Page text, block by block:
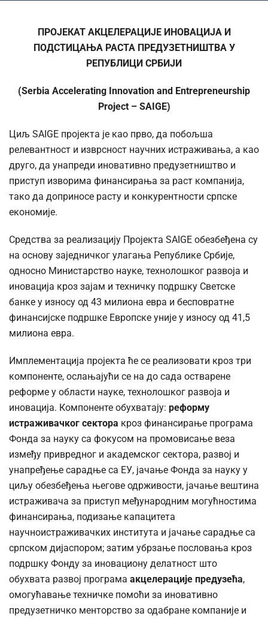
ПРОЈЕКАТ АКЦЕЛЕРАЦИЈЕ ИНОВАЦИЈА И
ПОДСТИЦАЊА РАСТА ПРЕДУЗЕТНИШТВА У
РЕПУБЛИЦИ СРБИЈИ
(Serbia Accelerating Innovation and Entrepreneurship
Project – SAIGE)
Циљ SAIGE пројекта је као прво, да побољша
релевантност и изврсност научних истраживања, а као
друго, да унапреди иновативно предузетништво и
приступ изворима финансирања за раст компанија,
тако да доприносе расту и конкурентности српске
економије.
Средства за реализацију Пројекта SAIGE обезбеђена су
на основу заједничког улагања Републике Србије,
односно Министарство науке, технолошког развоја и
иновација кроз зајам и техничку подршку Светске
банке у износу од 43 милиона евра и бесповратне
финансијске подршке Европске уније у износу од 41,5
милиона евра.
Имплементација пројекта ће се реализовати кроз три
компоненте, ослањајући се на до сада остварене
реформе у области науке, технолошког развоја и
иновација. Компоненте обухватају: реформу
истраживачког сектора кроз финансирање програма
Фонда за науку са фокусом на промовисање веза
између привредног и академског сектора, развој и
унапређење сарадње са ЕУ, јачање Фонда за науку у
циљу обезбеђења његове одрживости, јачање вештина
истраживача за приступ међународним могућностима
финансирања, подизање капацитета
научноистраживачких института и јачање сарадње са
српском дијаспором; затим убрзање пословања кроз
подршку Фонду за иновациону делатност што
обухвата развој програма акцелерације предузећа,
омогућавање техничке помоћи за иновативно
предузетничко менторство за одабране компаније и